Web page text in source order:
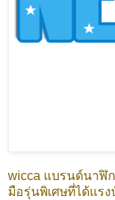
wicca แบรนด์นาฬิ
มือรุ่นพิเศษที่ได้แร